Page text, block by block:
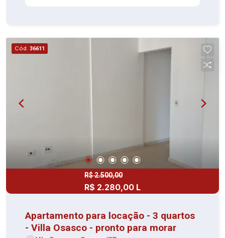
Cód. 36611
R$ 2.500,00
R$ 2.280,00 L
Apartamento para locação - 3 quartos
- Villa Osasco - pronto para morar